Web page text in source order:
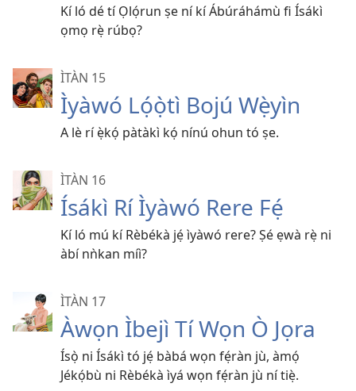
Kí ló dé tí Ọlọ́run ṣe ní kí Ábúráhámù fi Ísákì
ọmọ rẹ̀ rúbọ?
ÌTÀN 15
Ìyàwó Lọ́ọ̀tì Bojú Wẹ̀yìn
A lè rí ẹ̀kọ́ pàtàkì kọ́ nínú ohun tó ṣe.
ÌTÀN 16
Ísákì Rí Ìyàwó Rere Fẹ́
Kí ló mú kí Rèbékà jẹ́ ìyàwó rere? Ṣé ẹwà rẹ̀ ni
àbí nǹkan míì?
ÌTÀN 17
Àwọn Ìbejì Tí Wọn Ò Jọra
Ísọ̀ ni Ísákì tó jẹ́ bàbá wọn fẹ́ràn jù, àmọ́
Jékọ́bù ni Rèbékà ìyá wọn fẹ́ràn jù ní tiẹ̀.